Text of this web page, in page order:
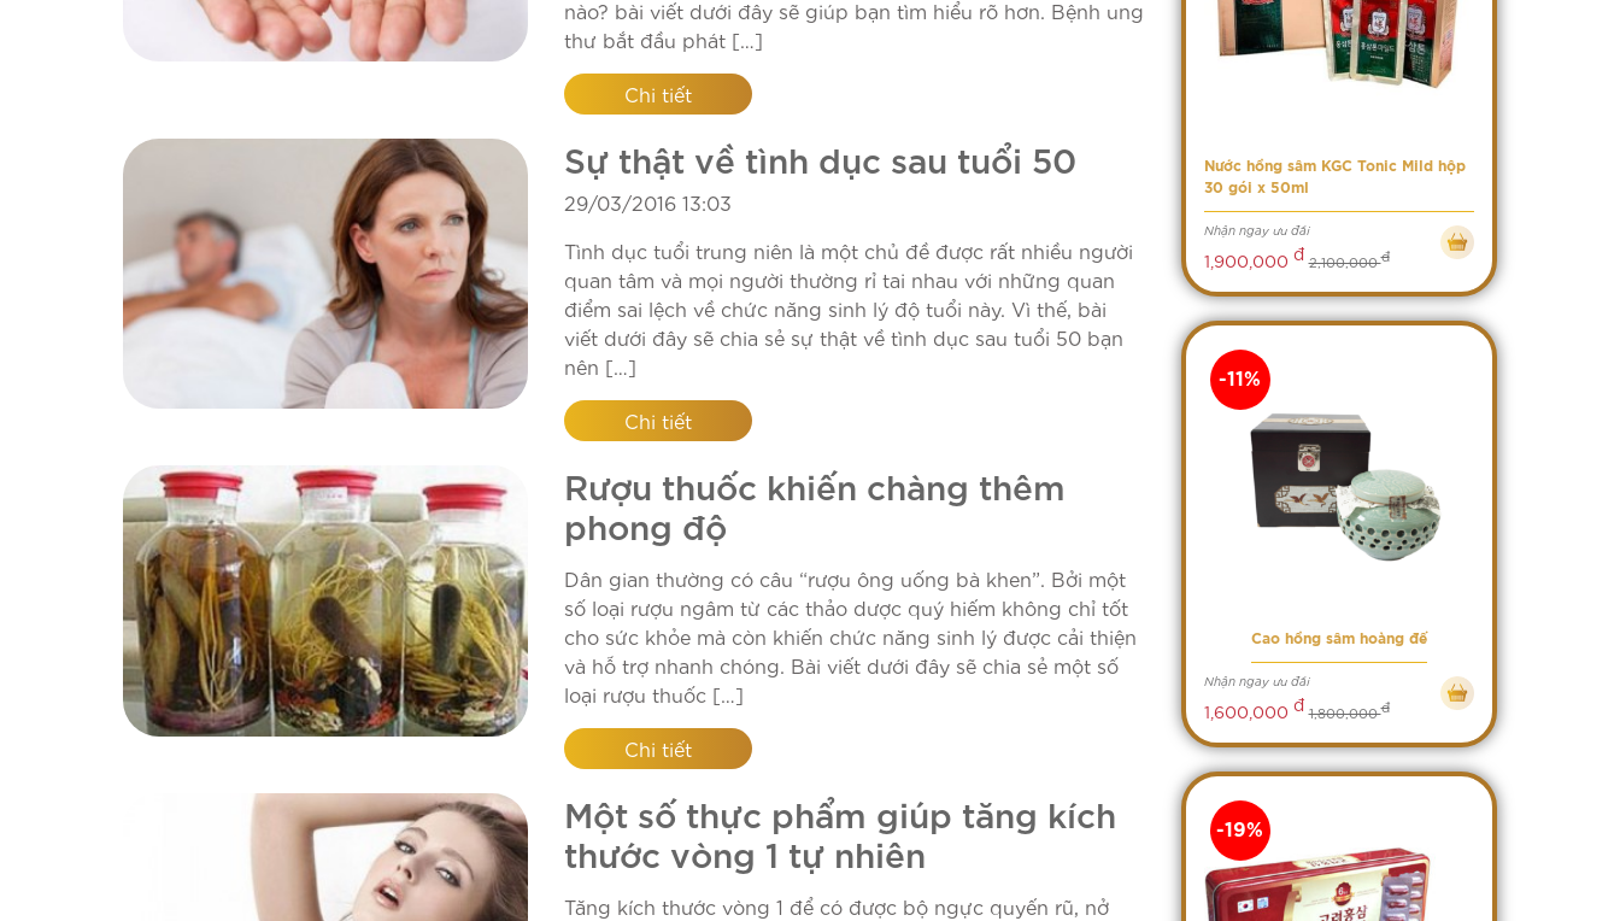
nào? bài viết dưới đây sẽ giúp bạn tìm hiểu rõ hơn. Bệnh ung
thư bắt đầu phát […]
Chi tiết
Sự thật về tình dục sau tuổi 50
29/03/2016 13:03
Tình dục tuổi trung niên là một chủ đề được rất nhiều người
quan tâm và mọi người thường rỉ tai nhau với những quan
điểm sai lệch về chức năng sinh lý độ tuổi này. Vì thế, bài
viết dưới đây sẽ chia sẻ sự thật về tình dục sau tuổi 50 bạn
nên […]
Chi tiết
Rượu thuốc khiến chàng thêm
phong độ
Dân gian thường có câu “rượu ông uống bà khen”. Bởi một
số loại rượu ngâm từ các thảo dược quý hiếm không chỉ tốt
cho sức khỏe mà còn khiến chức năng sinh lý được cải thiện
và hỗ trợ nhanh chóng. Bài viết dưới đây sẽ chia sẻ một số
loại rượu thuốc […]
Chi tiết
Một số thực phẩm giúp tăng kích
thước vòng 1 tự nhiên
Tăng kích thước vòng 1 để có được bộ ngực quyến rũ, nở
Nước hồng sâm KGC Tonic Mild hộp
30 gói x 50ml
Nhận ngay ưu đãi
1,900,000 đ 2,100,000đ
Cao hồng sâm hoàng đế
Nhận ngay ưu đãi
1,600,000 đ 1,800,000đ
-11%
-19%